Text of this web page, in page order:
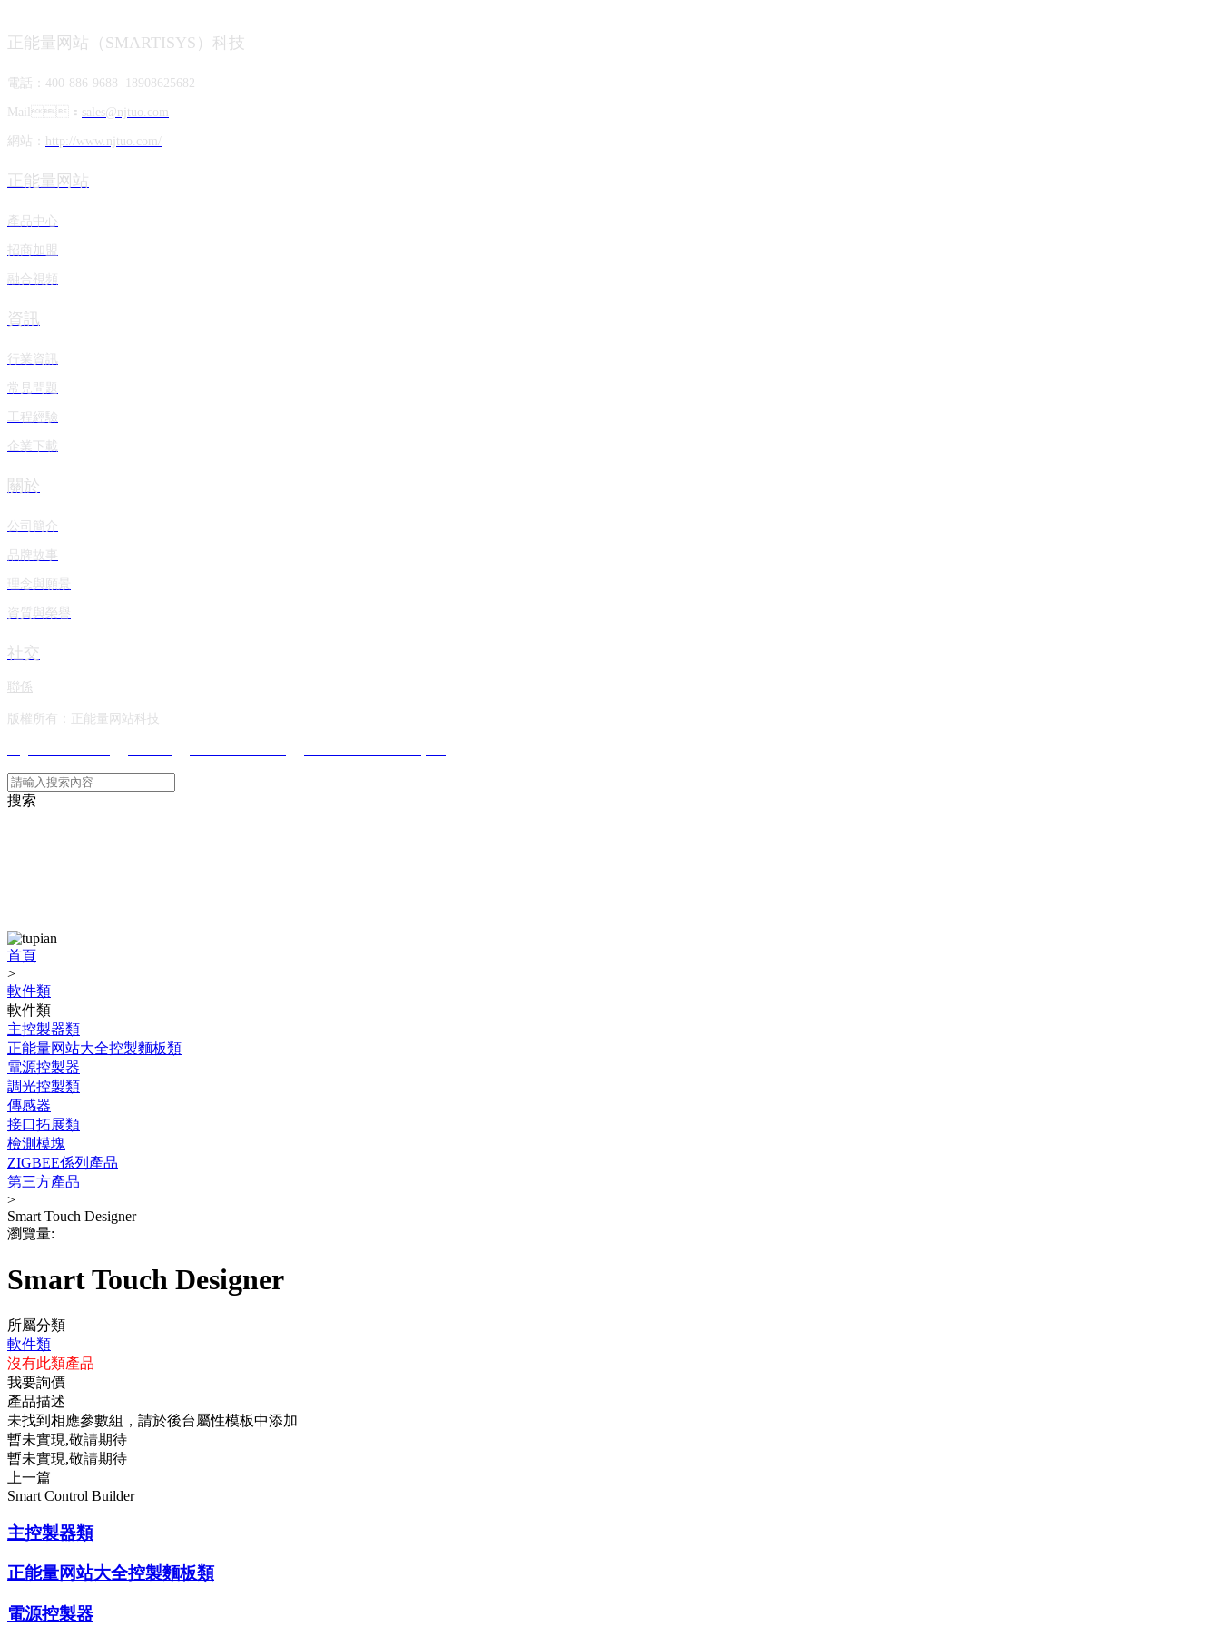
正能量网站（SMARTISYS）科技
電話：400-886-9688 18908625682
Mail： sales@njtuo.com
網站： http://www.njtuo.com/
正能量网站
產品中心
招商加盟
融合視頻
資訊
行業資訊
常見問題
工程經驗
企業下載
關於
公司簡介
品牌故事
理念與願景
資質與榮譽
社交
聯係
版權所有：正能量网站科技
搜索
首頁
>
軟件類
軟件類
主控製器類
正能量网站大全控製麵板類
電源控製器
調光控製類
傳感器
接口拓展類
檢測模塊
ZIGBEE係列產品
第三方產品
>
Smart Touch Designer
瀏覽量:
Smart Touch Designer
所屬分類
軟件類
沒有此類產品
我要詢價
產品描述
未找到相應參數組，請於後台屬性模板中添加
暫未實現,敬請期待
暫未實現,敬請期待
上一篇
Smart Control Builder
主控製器類
正能量网站大全控製麵板類
電源控製器